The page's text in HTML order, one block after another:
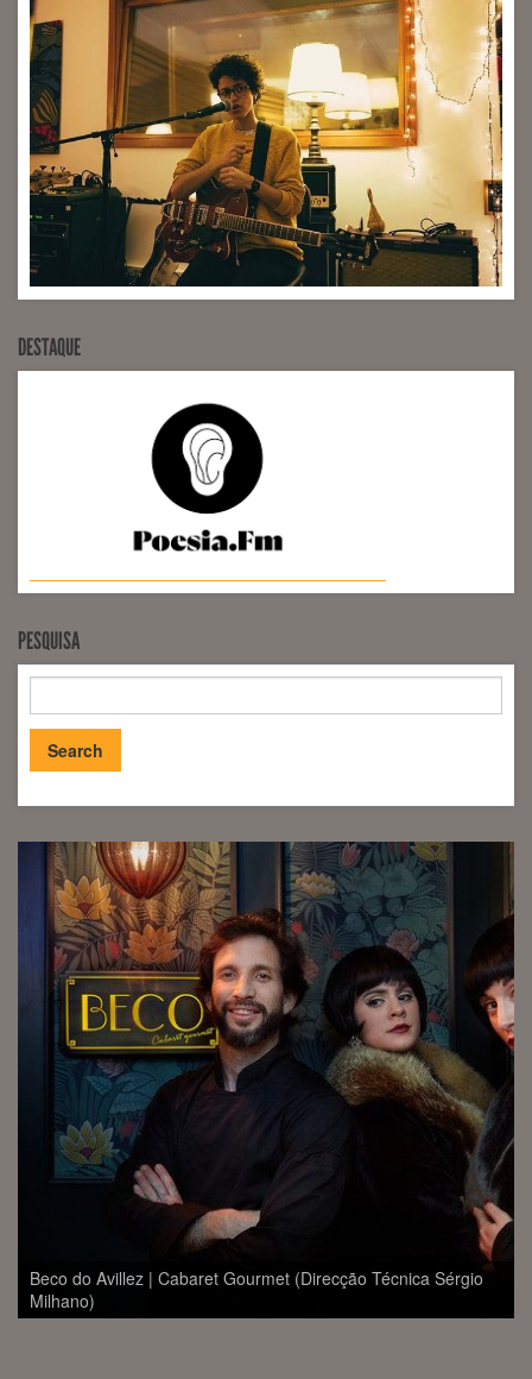
Yamaha UX2
DESTAQUE
PESQUISA
Mayra Andrade ReEncanto ao Vivo (Engineer Sérgio Milhano)